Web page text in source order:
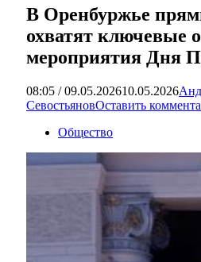
В Оренбуржье
охватят ключевые
мероприятия Дня
08:05 / 09.05.202610.05.2026
СевостьяновОставить
Общество